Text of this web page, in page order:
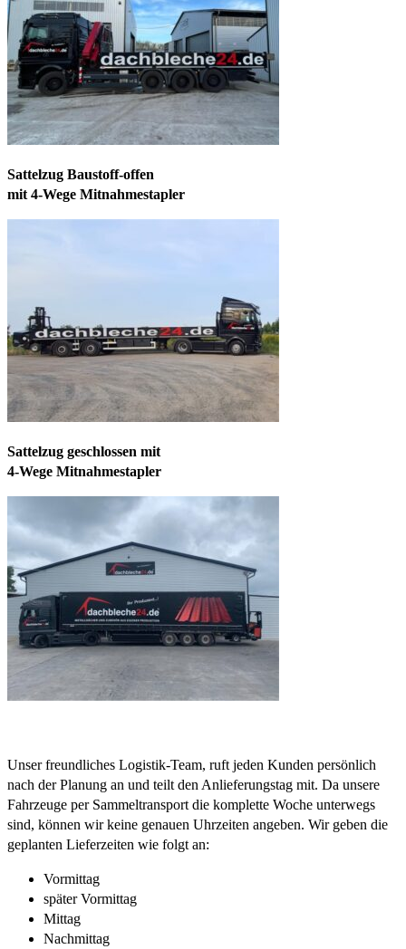
Sattelzug Baustoff-offen
mit 4-Wege Mitnahmestapler
Sattelzug geschlossen mit
4-Wege Mitnahmestapler
Unser freundliches Logistik-Team, ruft jeden Kunden persönlich
nach der Planung an und teilt den Anlieferungstag mit. Da unsere
Fahrzeuge per Sammeltransport die komplette Woche unterwegs
sind, können wir keine genauen Uhrzeiten angeben. Wir geben die
geplanten Lieferzeiten wie folgt an:
Vormittag
später Vormittag
Mittag
Nachmittag